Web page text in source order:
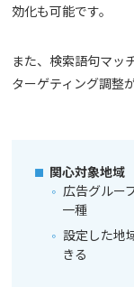
効化も可能です。
また、検索語句マッ
ターゲティング調整
関心対象地域
広告グルー
一種
設定した地
きる